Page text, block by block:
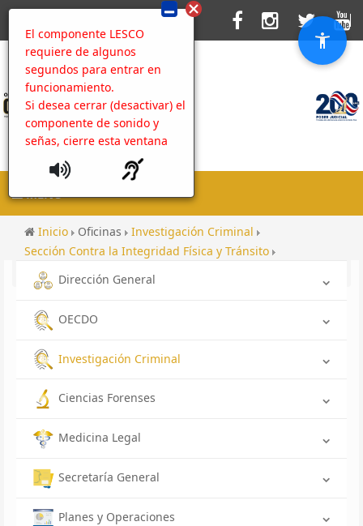
El componente LESCO
requiere de algunos
segundos para entrar en
funcionamiento.
Si desea cerrar (desactivar) el
componente de sonido y
señas, cierre esta ventana
MENU
Inicio Oficinas
Investigación Criminal
Sección Contra la Integridad Física y Tránsito
Super User
Dirección General
OECDO
Investigación Criminal
Ciencias Forenses
Medicina Legal
Secretaría General
Planes y Operaciones